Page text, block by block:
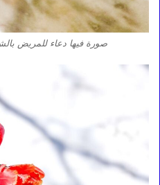
صورة فيها دعاء للمريض